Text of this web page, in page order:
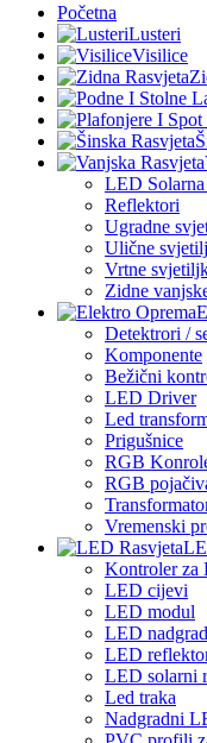
Početna
Lusteri
Visilice
LED Solarna
Reflektori
Ugradne
Ulične
Vrtne
Zidne
Detektrori /
Komponente
Bežični
LED Driver
Led
Prigušnice
RGB
RGB
Vremenski
Kontroler za
LED cijevi
LED modul
LED
LED
LED solarni
Led traka
Nadgradni